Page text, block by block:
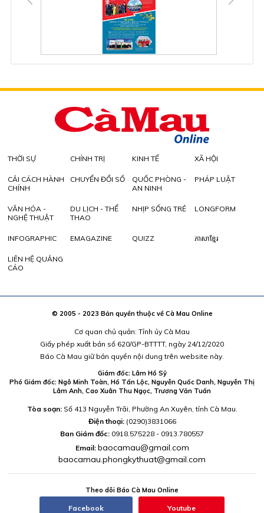
THỜI SỰ CHÍNH TRỊ KINH TẾ XÃ HỘI
CẢI CÁCH HÀNH
CHÍNH
CHUYỂN ĐỔI SỐ
QUỐC PHÒNG -
AN NINH
PHÁP LUẬT
VĂN HÓA -
NGHỆ THUẬT
DU LỊCH - THỂ
THAO
NHỊP SỐNG TRẺ LONGFORM
INFOGRAPHIC EMAGAZINE QUIZZ ភាសាខ្មែរ
LIÊN HỆ QUẢNG
CÁO
© 2005 - 2023 Bản quyền thuộc về Cà Mau Online
Cơ quan chủ quản: Tỉnh ủy Cà Mau
Giấy phép xuất bản số 620/GP-BTTTT, ngày 24/12/2020
Báo Cà Mau giữ bản quyền nội dung trên website này.
Giám đốc: Lâm Hồ Sỹ
Phó Giám đốc: Ngô Minh Toàn, Hồ Tấn Lộc, Nguyễn Quốc Danh, Nguyễn Thị
Lâm Anh, Cao Xuân Thu Ngọc, Trương Văn Tuấn
Tòa soạn:Số 413 Nguyễn Trãi, Phường An Xuyên, tỉnh Cà Mau.
Điện thoại: (0290)3831066
Ban Giám đốc: 0918.575228 - 0913.780557
Email: baocamau@gmail.com
baocamau.phongkythuat@gmail.com
Theo dõi Báo Cà Mau Online
Facebook Youtube